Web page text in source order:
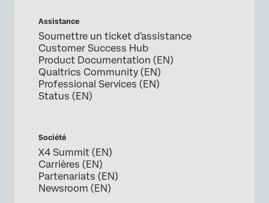
Assistance
Soumettre un ticket d'assistance
Customer Success Hub
Product Documentation (EN)
Qualtrics Community (EN)
Professional Services (EN)
Status (EN)
Société
X4 Summit (EN)
Carrières (EN)
Partenariats (EN)
Newsroom (EN)